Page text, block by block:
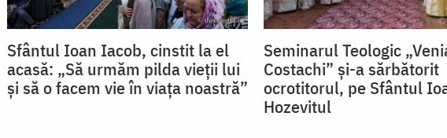
Sfântul Ioan Iacob, cinstit la el
acasă: „Să urmăm pilda vieții lui
și să o facem vie în viața noastră”
Seminarul Teologic
Costachi” și-a sărbătorit
ocrotitorul, pe Sfântul
Hozevitul